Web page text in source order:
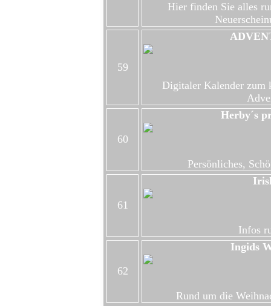
Hier finden Sie alles
59
Digitaler Kalender zum
60
Herby´s
Persönliches,
61
Infos
62
Ingids
Rund um die